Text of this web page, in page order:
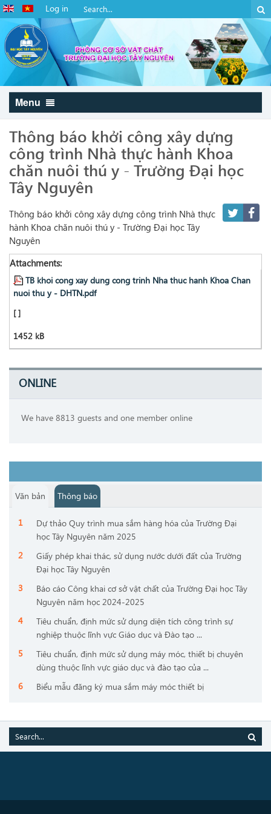
Log in
Menu
Thông báo khởi công xây dựng
công trình Nhà thực hành Khoa
chăn nuôi thú y - Trường Đại học
Tây Nguyên
Thông báo khởi công xây dựng công trình Nhà thực
hành Khoa chăn nuôi thú y - Trường Đại học Tây
Nguyên
Attachments:
TB khoi cong xay dung cong trinh Nha thuc hanh Khoa Chan
nuoi thu y - DHTN.pdf
[ ]
1452 kB
ONLINE
We have 8813 guests and one member online
Văn bản Thông báo
Dự thảo Quy trình mua sắm hàng hóa của Trường Đại
học Tây Nguyên năm 2025
Giấy phép khai thác, sử dụng nước dưới đất của Trường
Đại học Tây Nguyên
Báo cáo Công khai cơ sở vật chất của Trường Đại học Tây
Nguyên năm học 2024-2025
Tiêu chuẩn, định mức sử dụng diện tích công trình sự
nghiệp thuộc lĩnh vực Giáo dục và Đào tạo ...
Tiêu chuẩn, định mức sử dụng máy móc, thiết bị chuyên
dùng thuộc lĩnh vực giáo dục và đào tạo của ...
Biểu mẫu đăng ký mua sắm máy móc thiết bị